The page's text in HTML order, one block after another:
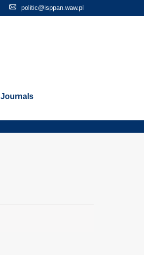
politic@isppan.waw.pl
Journals